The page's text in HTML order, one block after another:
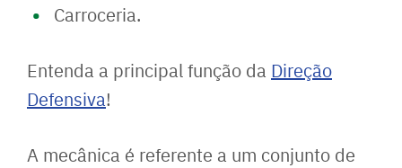
Carroceria.
Entenda a principal função da Direção
Defensiva!
A mecânica é referente a um conjunto de